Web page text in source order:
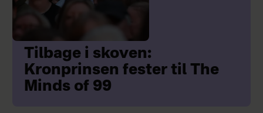
Tilbage i skoven:
Kronprinsen fester til The
Minds of 99